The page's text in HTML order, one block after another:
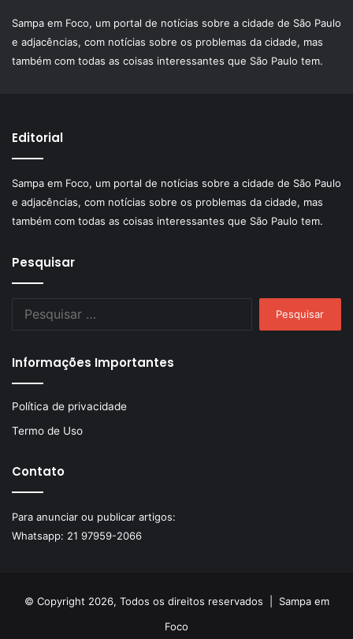
Sampa em Foco, um portal de notícias sobre a cidade de São Paulo
e adjacências, com notícias sobre os problemas da cidade, mas
também com todas as coisas interessantes que São Paulo tem.
Editorial
Sampa em Foco, um portal de notícias sobre a cidade de São Paulo
e adjacências, com notícias sobre os problemas da cidade, mas
também com todas as coisas interessantes que São Paulo tem.
Pesquisar
Informações Importantes
Política de privacidade
Termo de Uso
Contato
Para anunciar ou publicar artigos:
Whatsapp: 21 97959-2066
© Copyright 2026, Todos os direitos reservados | Sampa em
Foco